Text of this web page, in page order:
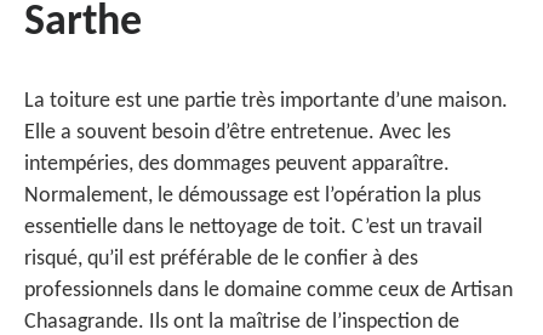
Sarthe
La toiture est une partie très importante d’une maison.
Elle a souvent besoin d’être entretenue. Avec les
intempéries, des dommages peuvent apparaître.
Normalement, le démoussage est l’opération la plus
essentielle dans le nettoyage de toit. C’est un travail
risqué, qu’il est préférable de le confier à des
professionnels dans le domaine comme ceux de Artisan
Chasagrande. Ils ont la maîtrise de l’inspection de